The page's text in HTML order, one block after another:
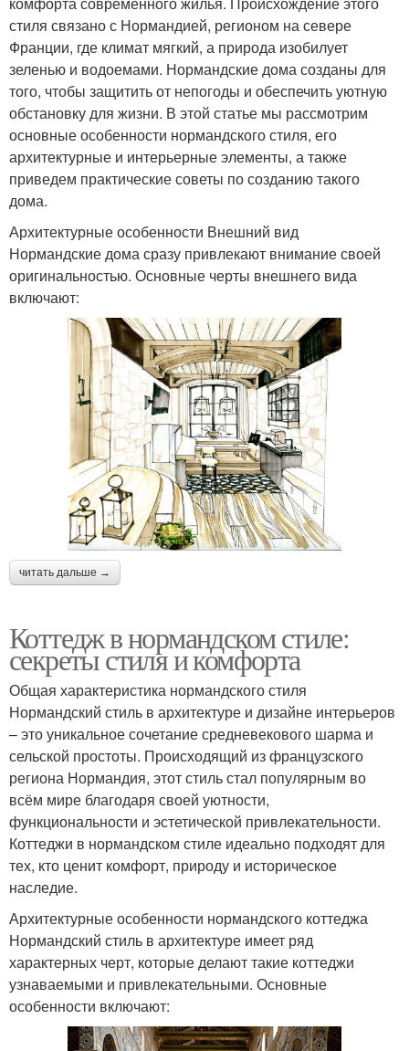
стиля связано с Нормандией, регионом на севере
Франции, где климат мягкий, а природа изобилует
зеленью и водоемами. Нормандские дома созданы для
того, чтобы защитить от непогоды и обеспечить уютную
обстановку для жизни. В этой статье мы рассмотрим
основные особенности нормандского стиля, его
архитектурные и интерьерные элементы, а также
приведем практические советы по созданию такого
дома.
Архитектурные особенности Внешний вид
Нормандские дома сразу привлекают внимание своей
оригинальностью. Основные черты внешнего вида
включают:
читать дальше →
Коттедж в нормандском стиле:
секреты стиля и комфорта
Общая характеристика нормандского стиля
Нормандский стиль в архитектуре и дизайне интерьеров
– это уникальное сочетание средневекового шарма и
сельской простоты. Происходящий из французского
региона Нормандия, этот стиль стал популярным во
всём мире благодаря своей уютности,
функциональности и эстетической привлекательности.
Коттеджи в нормандском стиле идеально подходят для
тех, кто ценит комфорт, природу и историческое
наследие.
Архитектурные особенности нормандского коттеджа
Нормандский стиль в архитектуре имеет ряд
характерных черт, которые делают такие коттеджи
узнаваемыми и привлекательными. Основные
особенности включают: